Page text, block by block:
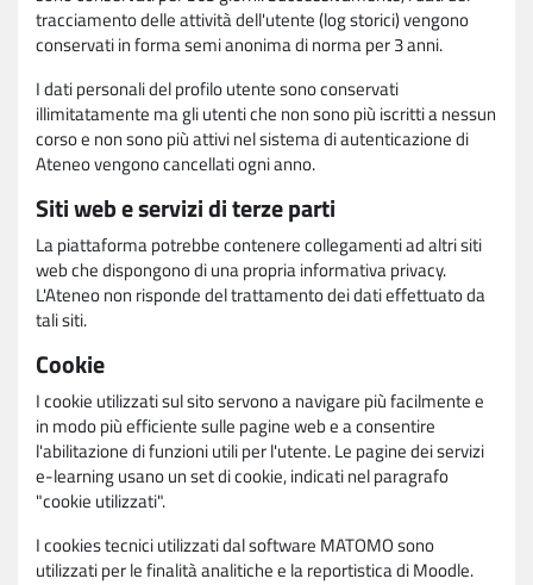
tracciamento delle attività dell'utente (log storici) vengono
conservati in forma semi anonima di norma per 3 anni.
I dati personali del profilo utente sono conservati
illimitatamente ma gli utenti che non sono più iscritti a nessun
corso e non sono più attivi nel sistema di autenticazione di
Ateneo vengono cancellati ogni anno.
Siti web e servizi di terze parti
La piattaforma potrebbe contenere collegamenti ad altri siti
web che dispongono di una propria informativa privacy.
L'Ateneo non risponde del trattamento dei dati effettuato da
tali siti.
Cookie
I cookie utilizzati sul sito servono a navigare più facilmente e
in modo più efficiente sulle pagine web e a consentire
l'abilitazione di funzioni utili per l'utente. Le pagine dei servizi
e-learning usano un set di cookie, indicati nel paragrafo
"cookie utilizzati".
I cookies tecnici utilizzati dal software MATOMO sono
utilizzati per le finalità analitiche e la reportistica di Moodle.